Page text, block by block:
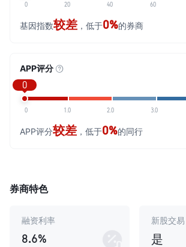
0 20 40 60
基因指数较差 ，低于0%的券商
APP评分
0
0 1.0 2.0 3.0
APP评分较差 ，低于0%的同行
券商特色
融资利率
8.6%
新股交易
是